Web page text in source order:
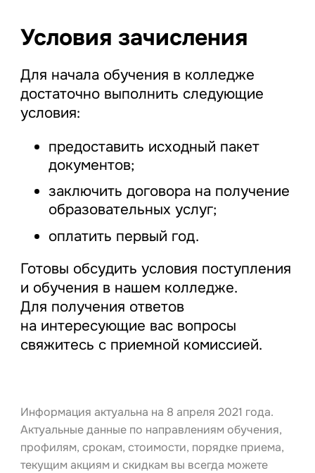
Условия зачисления
Для начала обучения в колледже
достаточно выполнить следующие
условия:
предоставить исходный пакет
документов;
заключить договора на получение
образовательных услуг;
оплатить первый год.
Готовы обсудить условия поступления
и обучения в нашем колледже.
Для получения ответов
на интересующие вас вопросы
свяжитесь с приемной комиссией.
Информация актуальна на 8 апреля 2021 года.
Актуальные данные по направлениям обучения,
профилям, срокам, стоимости, порядке приема,
текущим акциям и скидкам вы всегда можете